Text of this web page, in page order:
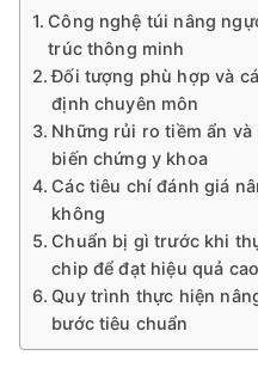
Công nghệ túi nâng
trúc thông minh
Đối tượng phù hợp và
định chuyên môn
Những rủi ro tiềm ẩn
biến chứng y khoa
Các tiêu chí đánh giá
không
Chuẩn bị gì trước khi
chip để đạt hiệu quả
Quy trình thực hiện
bước tiêu chuẩn